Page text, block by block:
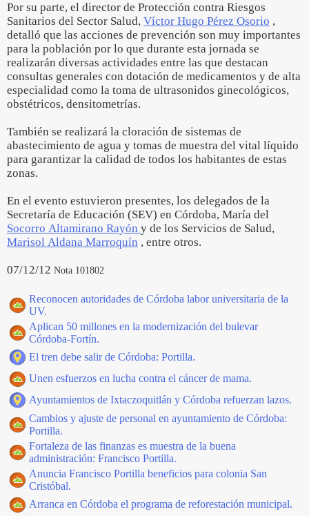
Por su parte, el director de Protección contra Riesgos
Sanitarios del Sector Salud, Víctor Hugo Pérez Osorio ,
detalló que las acciones de prevención son muy importantes
para la población por lo que durante esta jornada se
realizarán diversas actividades entre las que destacan
consultas generales con dotación de medicamentos y de alta
especialidad como la toma de ultrasonidos ginecológicos,
obstétricos, densitometrías.
También se realizará la cloración de sistemas de
abastecimiento de agua y tomas de muestra del vital líquido
para garantizar la calidad de todos los habitantes de estas
zonas.
En el evento estuvieron presentes, los delegados de la
Secretaría de Educación (SEV) en Córdoba, María del
Socorro Altamirano Rayón y de los Servicios de Salud,
Marisol Aldana Marroquín , entre otros.
07/12/12 Nota 101802
Reconocen autoridades de Córdoba labor universitaria de la
UV.
Aplican 50 millones en la modernización del bulevar
Córdoba-Fortín.
El tren debe salir de Córdoba: Portilla.
Unen esfuerzos en lucha contra el cáncer de mama.
Ayuntamientos de Ixtaczoquitlán y Córdoba refuerzan lazos.
Cambios y ajuste de personal en ayuntamiento de Córdoba:
Portilla.
Fortaleza de las finanzas es muestra de la buena
administración: Francisco Portilla.
Anuncia Francisco Portilla beneficios para colonia San
Cristóbal.
Arranca en Córdoba el programa de reforestación municipal.